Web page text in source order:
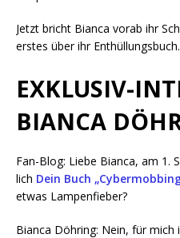
Jetzt bricht Bian­ca vor­ab ihr
ers­tes über ihr Enthüllungsbuch.
EXKLUSIV-
BIANCA
Fan-Blog: Lie­be Bian­ca, am 1.
lich Dein Buch
etwas Lampenfieber?
Bian­ca Döh­ring: Nein, für mich